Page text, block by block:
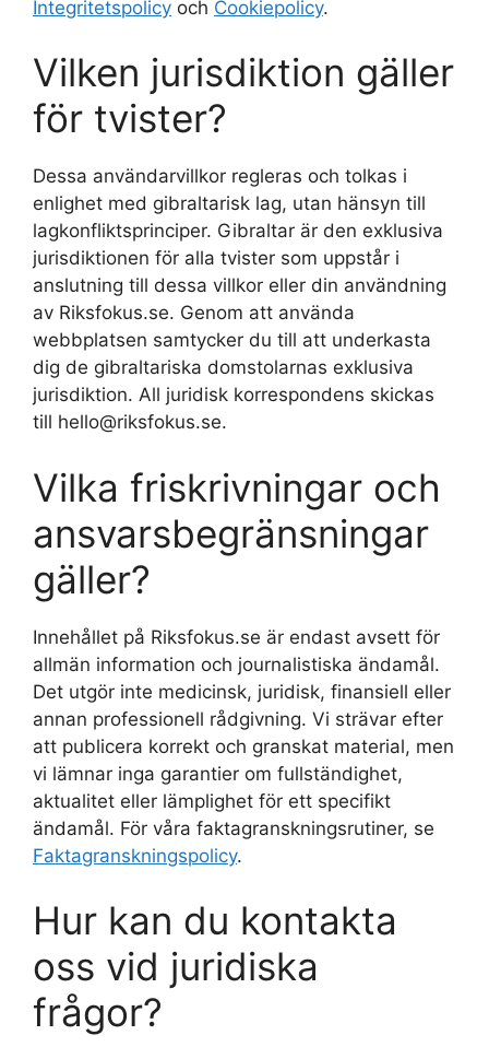
Integritetspolicy och Cookiepolicy.
Vilken jurisdiktion gäller
för tvister?
Dessa användarvillkor regleras och tolkas i
enlighet med gibraltarisk lag, utan hänsyn till
lagkonfliktsprinciper. Gibraltar är den exklusiva
jurisdiktionen för alla tvister som uppstår i
anslutning till dessa villkor eller din användning
av Riksfokus.se. Genom att använda
webbplatsen samtycker du till att underkasta
dig de gibraltariska domstolarnas exklusiva
jurisdiktion. All juridisk korrespondens skickas
till hello@riksfokus.se.
Vilka friskrivningar och
ansvarsbegränsningar
gäller?
Innehållet på Riksfokus.se är endast avsett för
allmän information och journalistiska ändamål.
Det utgör inte medicinsk, juridisk, finansiell eller
annan professionell rådgivning. Vi strävar efter
att publicera korrekt och granskat material, men
vi lämnar inga garantier om fullständighet,
aktualitet eller lämplighet för ett specifikt
ändamål. För våra faktagranskningsrutiner, se
Faktagranskningspolicy.
Hur kan du kontakta
oss vid juridiska
frågor?